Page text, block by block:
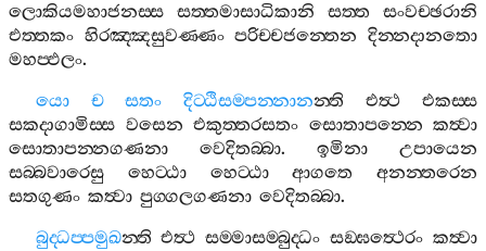
ලොකියමහාජනස‍්ස
සත‍්තමාසාධිකානි සත‍්ත
සංවච‍්ඡරානි
එත‍්තකං හිරඤ‍්ඤසුවණ‍්ණං පරිච‍්චජන‍්තෙන දින‍්නදානතො
මහප‍්ඵලං.
යො
ච සතං දිට‍්ඨිසම‍්පන‍්නානන‍්ති එත්‍ථ
එකස‍්ස
සකදාගාමිස‍්ස වසෙන එකුත‍්තරසතං සොතාපන‍්නෙ කත්‍වා
සොතාපන‍්නගණනා
වෙදිතබ‍්බා. ඉමිනා
උපායෙන
සබ‍්බවාරෙසු
හෙට‍්ඨා හෙට‍්ඨා ආගතෙ
අනන‍්තරෙන
සතගුණං කත්‍වා පුග‍්ගලගණනා වෙදිතබ‍්බා.
බුද‍්ධප‍්පමුඛන‍්ති එත්‍ථ සම‍්මාසම‍්බුද‍්ධං සඞ‍්ඝත්‍ථෙරං කත්‍වා